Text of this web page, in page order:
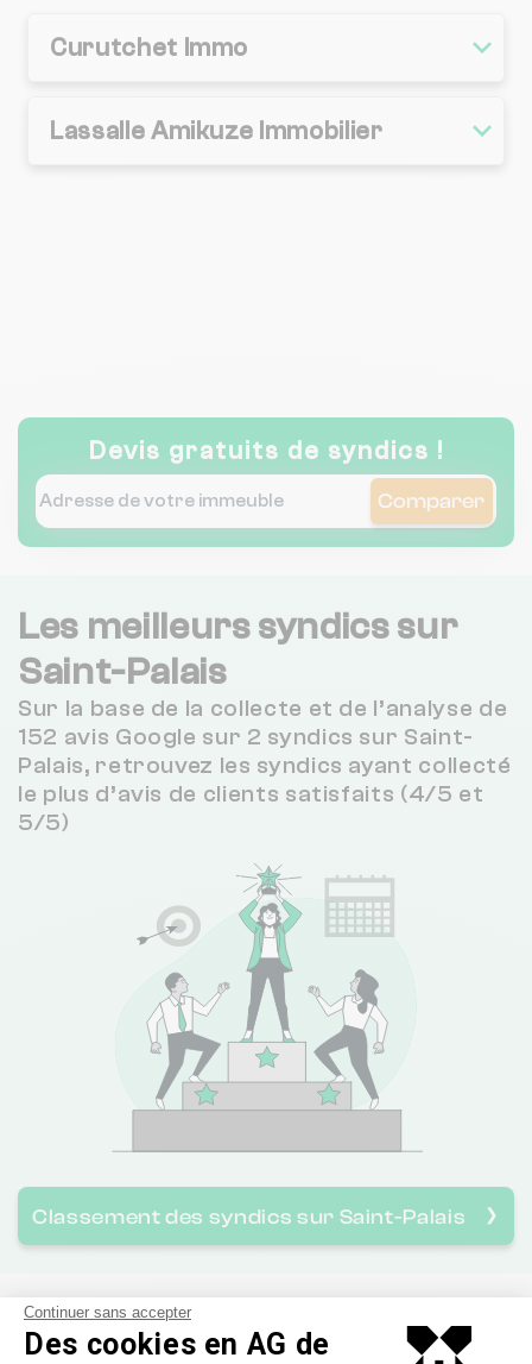
Continuer sans accepter
Des cookies en AG de
Curutchet Immo
Lassalle Amikuze Immobilier
Devis gratuits de syndics !
Comparer
Les meilleurs syndics sur
Saint-Palais
Sur la base de la collecte et de l’analyse de
152 avis Google sur 2 syndics sur Saint-
Palais, retrouvez les syndics ayant collecté
le plus d’avis de clients satisfaits (4/5 et
5/5)
Classement des syndics sur Saint-Palais ❯
Tout savoir sur les syndics